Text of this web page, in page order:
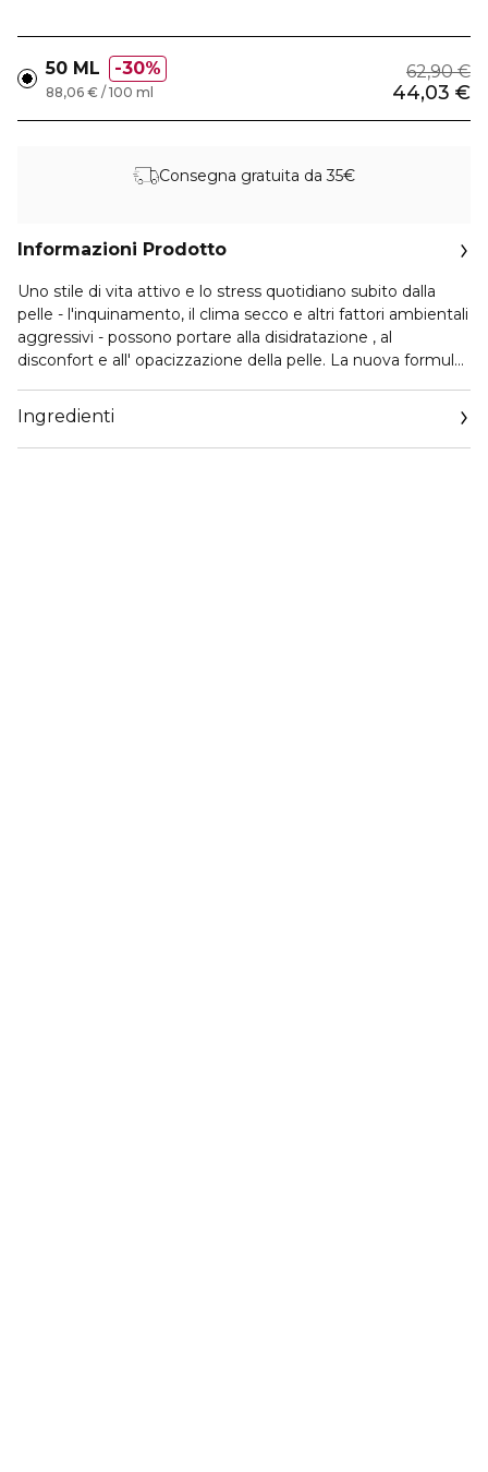
50 ML 30% 62,90 €
44,03 €
88,06 € / 100 ml
Consegna gratuita da 35€
Informazioni Prodotto
Uno stile di vita attivo e lo stress quotidiano subito dalla
pelle - l'inquinamento, il clima secco e altri fattori ambientali
aggressivi - possono portare alla disidratazione , al
disconfort e all' opacizzazione della pelle. La nuova formula
formulata per ridurre i segni visibili dello stress. La pelle
appare rivitalizzata e la sua barriera superficiale rafforzata.
Ingredienti